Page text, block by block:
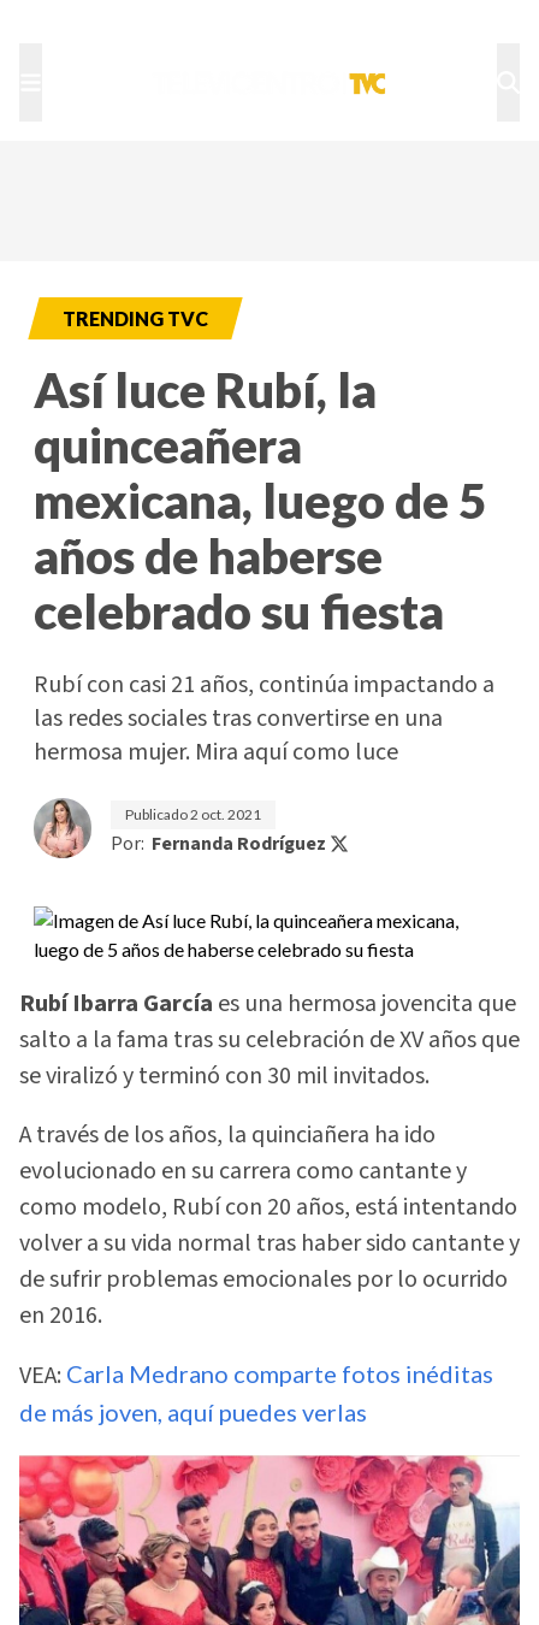
TRENDING TVC
Así luce Rubí, la
quinceañera
mexicana, luego de 5
años de haberse
celebrado su fiesta
Rubí con casi 21 años, continúa impactando a
las redes sociales tras convertirse en una
hermosa mujer. Mira aquí como luce
Publicado2 oct. 2021
Por: Fernanda Rodríguez
Rubí Ibarra García es una hermosa jovencita que
salto a la fama tras su celebración de XV años que
se viralizó y terminó con 30 mil invitados.
A través de los años, la quinciañera ha ido
evolucionado en su carrera como cantante y
como modelo, Rubí con 20 años, está intentando
volver a su vida normal tras haber sido cantante y
de sufrir problemas emocionales por lo ocurrido
en 2016.
VEA: Carla Medrano comparte fotos inéditas
de más joven, aquí puedes verlas